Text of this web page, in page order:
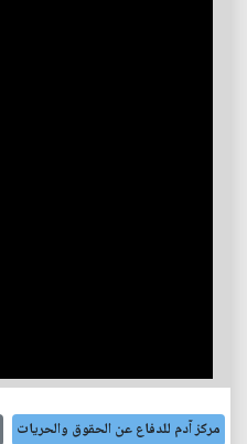
مركز آدم للدفاع عن الحقوق والحريات